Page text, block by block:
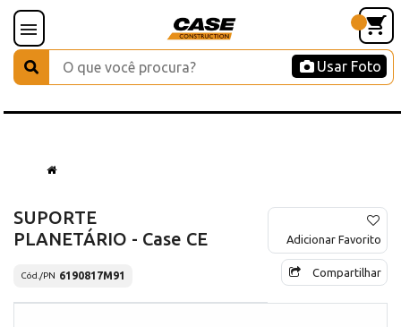
Usar Foto
SUPORTE
PLANETÁRIO - Case CE
Cód./PN 6190817M91
Adicionar Favorito
Compartilhar